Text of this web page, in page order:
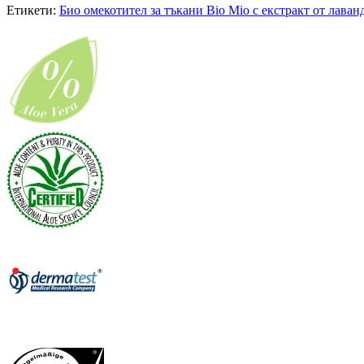
Етикети: Био омекотител за тъкани Bio Mio с екстракт от